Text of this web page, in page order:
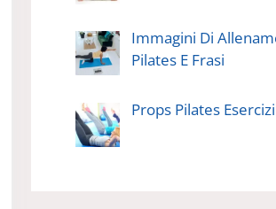
Immagini Di
Pilates E Frasi
Props Pilates Esercizi